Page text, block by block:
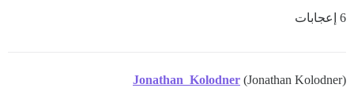
6 إعجابات
Jonathan_Kolodner (Jonathan Kolodner)